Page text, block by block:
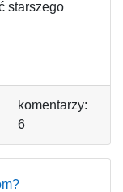
starszego
komentarzy:
6